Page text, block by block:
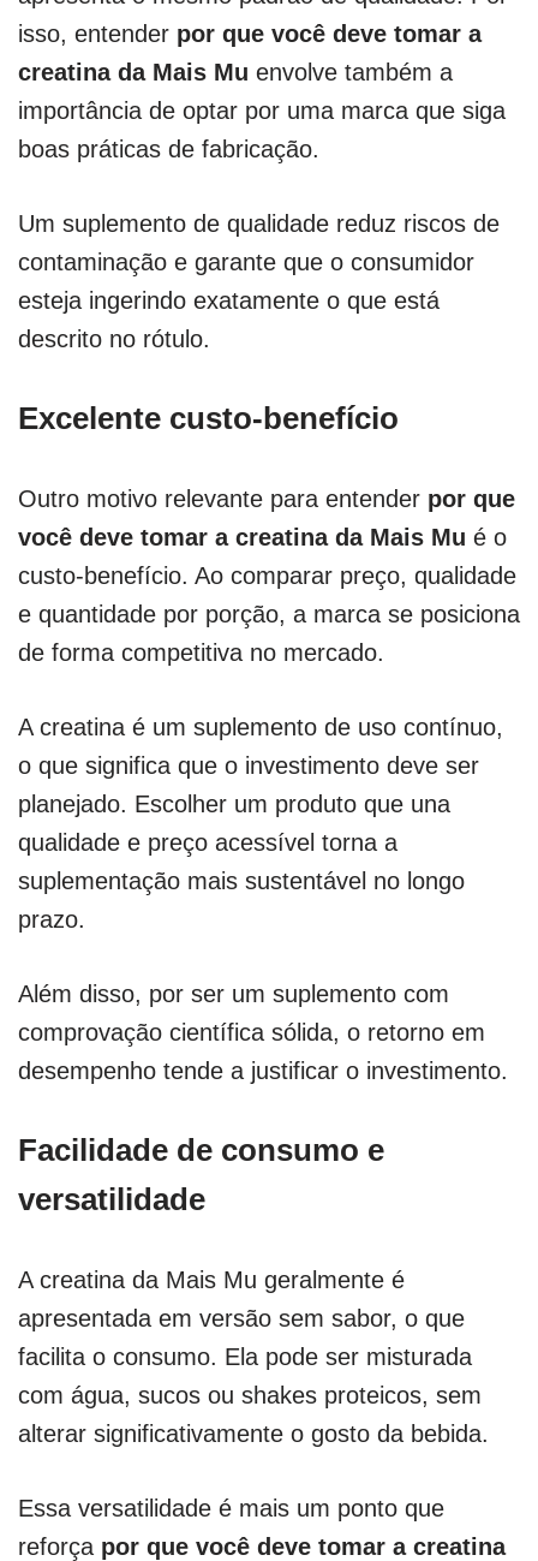
isso, entender por que você deve tomar a
creatina da Mais Mu envolve também a
importância de optar por uma marca que siga
boas práticas de fabricação.
Um suplemento de qualidade reduz riscos de
contaminação e garante que o consumidor
esteja ingerindo exatamente o que está
descrito no rótulo.
Excelente custo-benefício
Outro motivo relevante para entender por que
você deve tomar a creatina da Mais Mu é o
custo-benefício. Ao comparar preço, qualidade
e quantidade por porção, a marca se posiciona
de forma competitiva no mercado.
A creatina é um suplemento de uso contínuo,
o que significa que o investimento deve ser
planejado. Escolher um produto que una
qualidade e preço acessível torna a
suplementação mais sustentável no longo
prazo.
Além disso, por ser um suplemento com
comprovação científica sólida, o retorno em
desempenho tende a justificar o investimento.
Facilidade de consumo e
versatilidade
A creatina da Mais Mu geralmente é
apresentada em versão sem sabor, o que
facilita o consumo. Ela pode ser misturada
com água, sucos ou shakes proteicos, sem
alterar significativamente o gosto da bebida.
Essa versatilidade é mais um ponto que
reforça por que você deve tomar a creatina